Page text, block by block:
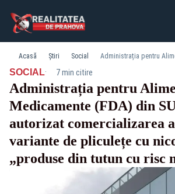
Acasă Știri Social
SOCIAL· 7 min citire
Administrația pentru
Medicamente (FDA) din
autorizat comercializarea
variante de pliculețe cu
„produse din tutun cu risc